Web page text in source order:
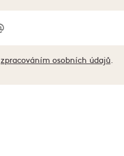
zpracováním osobních údajů